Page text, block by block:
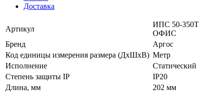
Доставка
Артикул
ИПС 50-350Т
ОФИС
Бренд
Аргос
Код единицы измерения размера (ДхШхВ) Метр
Исполнение
Статический
Степень защиты IP
IP20
Длина, мм
202 мм